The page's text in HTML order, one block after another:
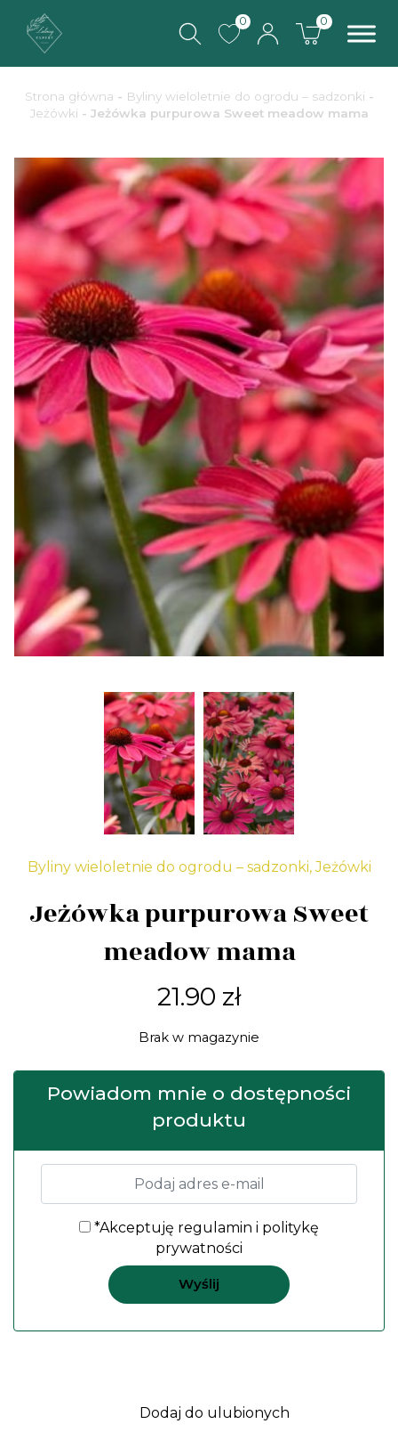
0 0
Strona główna - Byliny wieloletnie do ogrodu – sadzonki -
Jeżówki - Jeżówka purpurowa Sweet meadow mama
Byliny wieloletnie do ogrodu – sadzonki,Jeżówki
Jeżówka purpurowa Sweet
meadow mama
21.90 zł
Brak w magazynie
Powiadom mnie o dostępności
produktu
*Akceptuję regulamin i politykę
prywatności
Dodaj do ulubionych